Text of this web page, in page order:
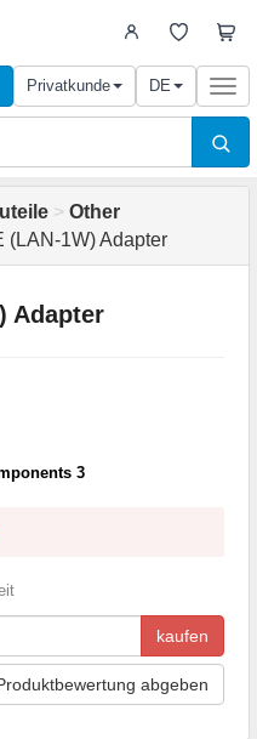
Privatkunde DE
> Other
(LAN-1W) Adapter
Adapter
3
kaufen
abgeben